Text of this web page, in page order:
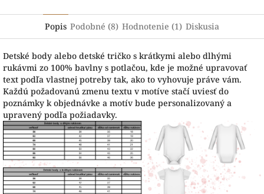
Popis Podobné (8) Hodnotenie (1) Diskusia
Detské body alebo detské tričko s krátkymi alebo dlhými
rukávmi zo 100% bavlny s potlačou, kde je možné upravovať
text podľa vlastnej potreby tak, ako to vyhovuje práve vám.
Každú požadovanú zmenu textu v motíve stačí uviesť do
poznámky k objednávke a motív bude personalizovaný a
upravený podľa požiadavky.